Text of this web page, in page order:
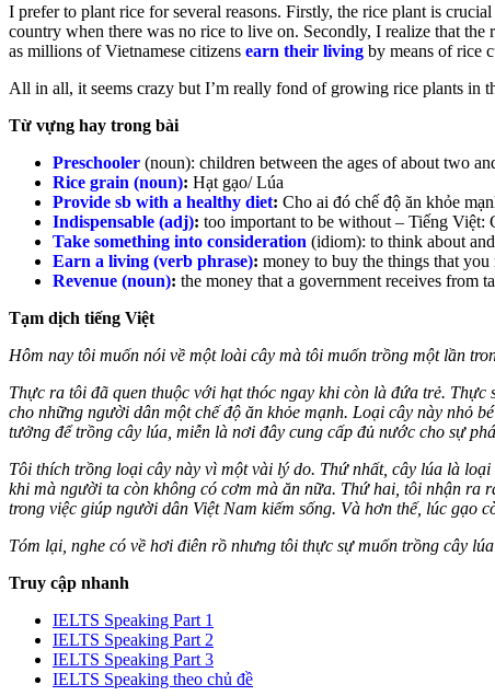
I prefer to plant rice for several reasons. Firstly, the rice plant is
country when there was no rice to live on. Secondly, I realize that
as millions of Vietnamese citizens earn their living by means of rice
All in all, it seems crazy but I’m really fond of growing rice plants in
Từ vựng hay trong bài
Preschooler (noun): children between the ages of about two
Rice grain (noun): Hạt gạo/ Lúa
Provide sb with a healthy diet: Cho ai đó chế độ ăn khỏe
Indispensable (adj): too important to be without – Tiếng Việt:
Take something into consideration (idiom): to think about
Earn a living (verb phrase): money to buy the things that
Revenue (noun): the money that a government receives from
Tạm dịch tiếng Việt
Hôm nay tôi muốn nói về một loài cây mà tôi muốn trồng một lần
Thực ra tôi đã quen thuộc với hạt thóc ngay khi còn là đứa trẻ.
cho những người dân một chế độ ăn khỏe mạnh. Loại cây này nhỏ
tưởng để trồng cây lúa, miễn là nơi đây cung cấp đủ nước cho sự
Tôi thích trồng loại cây này vì một vài lý do. Thứ nhất, cây lúa là
khi mà người ta còn không có cơm mà ăn nữa. Thứ hai, tôi nhận ra
trong việc giúp người dân Việt Nam kiếm sống. Và hơn thế, lúc gạo
Tóm lại, nghe có về hơi điên rồ nhưng tôi thực sự muốn trồng cây
Truy cập nhanh
IELTS Speaking Part 1
IELTS Speaking Part 2
IELTS Speaking Part 3
IELTS Speaking theo chủ đề